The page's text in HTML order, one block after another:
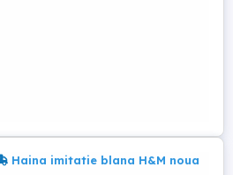
Haina imitatie blana H&M noua